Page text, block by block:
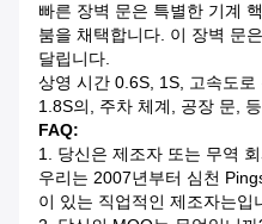
빠른 장벽 문은 특별한 기계
붐을 채택합니다. 이 장벽 문
달립니다.
상영 시간 0.6S, 1S, 고속도
1.8S의, 주차 체계, 공장 문,
FAQ:
1. 당신은 제조자 또는 무역
우리는 2007년부터 심천
이 있는 직업적인 제조자는입